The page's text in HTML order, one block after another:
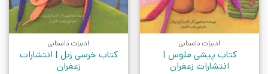
ادبیات داستانی
کتاب پیشی ملوس |
انتشارات زعفران
ادبیات داستانی
کتاب خرسی زبل | انتشارات
زعفران